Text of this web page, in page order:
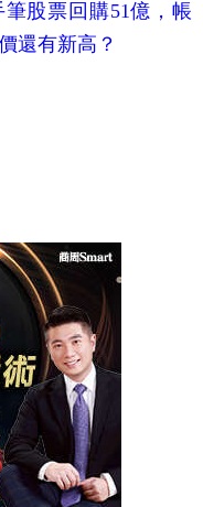
股票回購51億，帳
還有新高？